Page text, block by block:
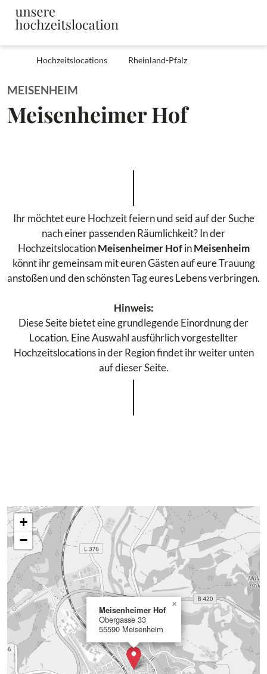
Hochzeitslocations Rheinland-Pfalz
MEISENHEIM
Meisenheimer Hof
Ihr möchtet eure Hochzeit feiern und seid auf der Suche
nach einer passenden Räumlichkeit? In der
HochzeitslocationMeisenheimer HofinMeisenheim
könnt ihr gemeinsam mit euren Gästen auf eure Trauung
anstoßen und den schönsten Tag eures Lebens verbringen.
Hinweis:
Diese Seite bietet eine grundlegende Einordnung der
Location. Eine Auswahl ausführlich vorgestellter
Hochzeitslocations in der Region findet ihr weiter unten
auf dieser Seite.
Meisenheimer Hof
Obergasse 33
55590 Meisenheim
×
+
−